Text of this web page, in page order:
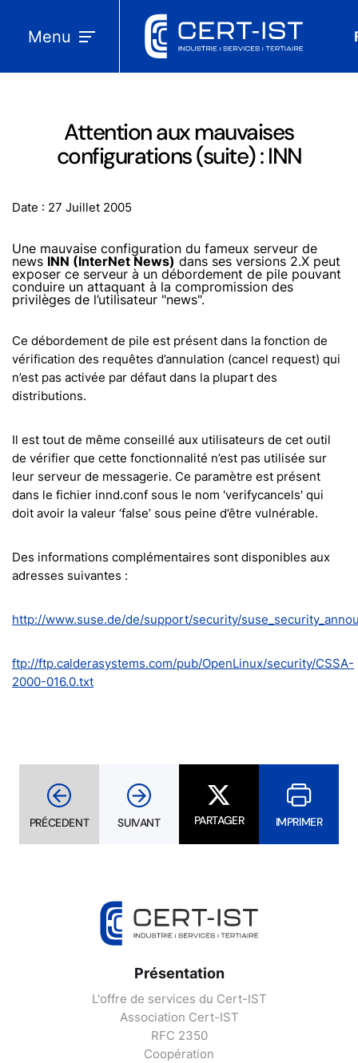
Menu
Attention aux mauvaises
configurations (suite) : INN
Date : 27 Juillet 2005
Une mauvaise configuration du fameux serveur de
news INN (InterNet News) dans ses versions 2.X peut
exposer ce serveur à un débordement de pile pouvant
conduire un attaquant à la compromission des
privilèges de l’utilisateur "news".
Ce débordement de pile est présent dans la fonction de
vérification des requêtes d’annulation (cancel request) qui
n’est pas activée par défaut dans la plupart des
distributions.
Il est tout de même conseillé aux utilisateurs de cet outil
de vérifier que cette fonctionnalité n’est pas utilisée sur
leur serveur de messagerie. Ce paramètre est présent
dans le fichier innd.conf sous le nom 'verifycancels' qui
doit avoir la valeur ‘false’ sous peine d’être vulnérable.
Des informations complémentaires sont disponibles aux
adresses suivantes :
http://www.suse.de/de/support/security/
ftp://ftp.calderasystems.com/pub/OpenLinux/security/CSSA-
2000-016.0.txt
PRÉCEDENT SUIVANT PARTAGER IMPRIMER
Présentation
L'offre de services du Cert-IST
Association Cert-IST
RFC 2350
Coopération